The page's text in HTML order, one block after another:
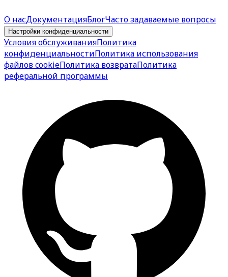
О насДокументацияБлогЧасто задаваемые вопросы
Настройки конфиденциальности
Условия обслуживанияПолитика
конфиденциальностиПолитика использования
файлов cookieПолитика возвратаПолитика
реферальной программы